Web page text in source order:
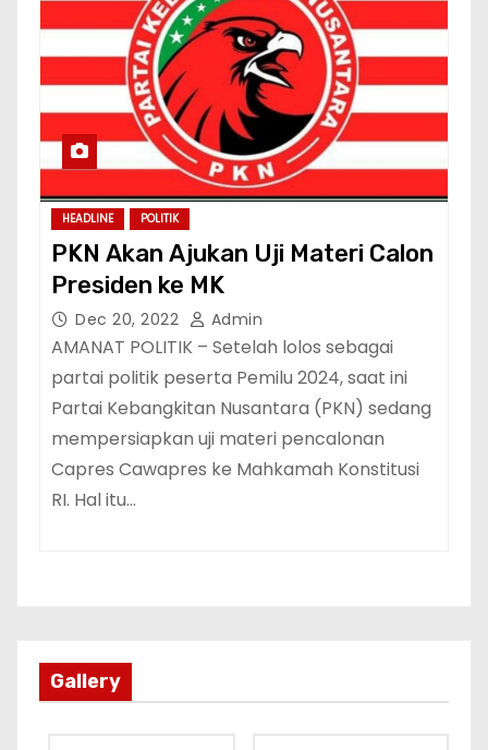
HEADLINE POLITIK
PKN Akan Ajukan Uji Materi Calon
Presiden ke MK
Dec 20, 2022 Admin
AMANAT POLITIK – Setelah lolos sebagai
partai politik peserta Pemilu 2024, saat ini
Partai Kebangkitan Nusantara (PKN) sedang
mempersiapkan uji materi pencalonan
Capres Cawapres ke Mahkamah Konstitusi
RI. Hal itu…
Gallery